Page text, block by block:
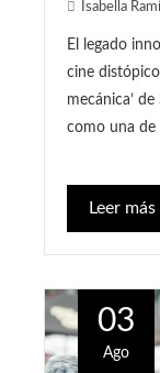
Isabella
El legado
cine
mecánica’
como una de
Leer más
03
Ago